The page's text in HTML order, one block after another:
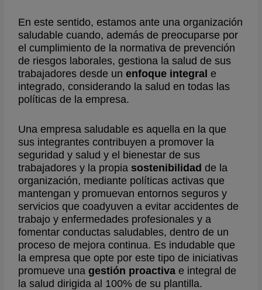
En este sentido, estamos ante una organización
saludable cuando, además de preocuparse por
el cumplimiento de la normativa de prevención
de riesgos laborales, gestiona la salud de sus
trabajadores desde unenfoque integrale
integrado, considerando la salud en todas las
políticas de la empresa.
Una empresa saludable es aquella en la que
sus integrantes contribuyen a promover la
seguridad y salud y el bienestar de sus
trabajadores y la propia sostenibilidad de la
organización, mediante políticas activas que
mantengan y promuevan entornos seguros y
servicios que coadyuven a evitar accidentes de
trabajo y enfermedades profesionales y a
fomentar conductas saludables, dentro de un
proceso de mejora continua. Es indudable que
la empresa que opte por este tipo de iniciativas
promueve unagestión proactiva e integral de
la salud dirigida al 100% de su plantilla.